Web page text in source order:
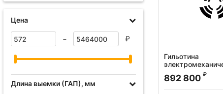
Цена
- ₽
Длина выемки (ГАП), мм
Гильотина
Q11-4x1300NC
Артикул: 386103
892 800 ₽